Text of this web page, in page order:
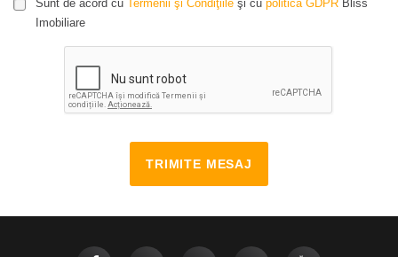
Sunt de acord cu Termenii şi Condiţiile şi cu politica GDPR Bliss
Imobiliare
TRIMITE MESAJ